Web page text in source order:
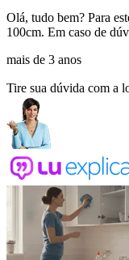
Olá, tudo bem? Para
100cm. Em caso de
mais de 3 anos
Tire sua dúvida com a